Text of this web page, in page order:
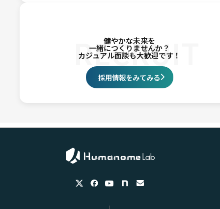
RECRUIT
健やかな未来を
一緒につくりませんか？
カジュアル面談も大歓迎です！
採用情報をみてみる